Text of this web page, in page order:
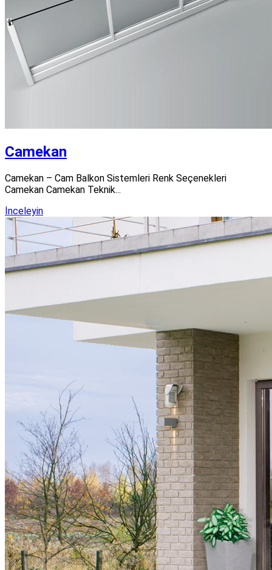
Camekan
Camekan – Cam Balkon Sistemleri Renk Seçenekleri
Camekan Camekan Teknik...
İnceleyin